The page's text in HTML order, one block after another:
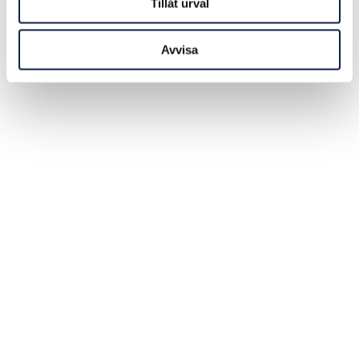
Tillåt urval
Avvisa